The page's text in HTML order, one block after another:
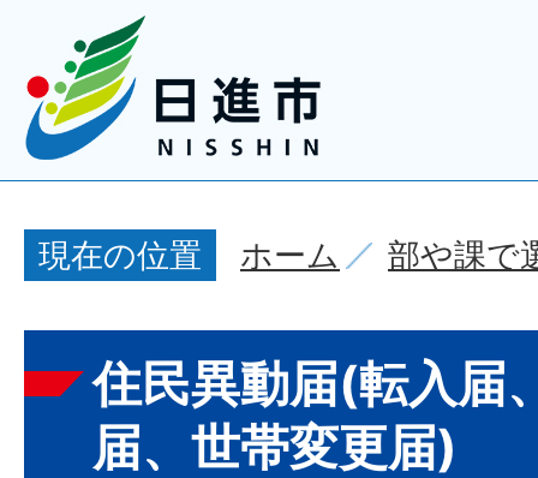
現在の位置 ホーム 部や課で
住民異動届(転入届
届、世帯変更届)